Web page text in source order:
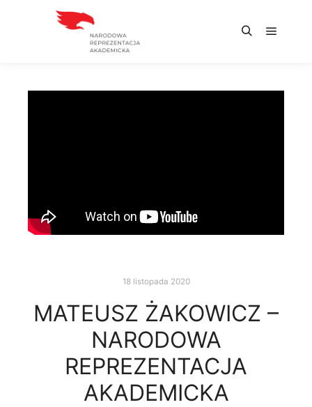
18 listopada 2020
MATEUSZ ŻAKOWICZ –
NARODOWA
REPREZENTACJA
AKADEMICKA